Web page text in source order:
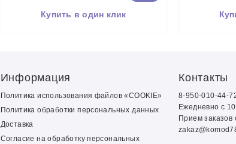
Купить в один клик
Информация
Политика использования файлов «COOKIE»
Политика обработки персональных данных
Доставка
Согласие на обработку персональных
Контакты
8-950-010-44-
Ежедневно с
Прием заказов